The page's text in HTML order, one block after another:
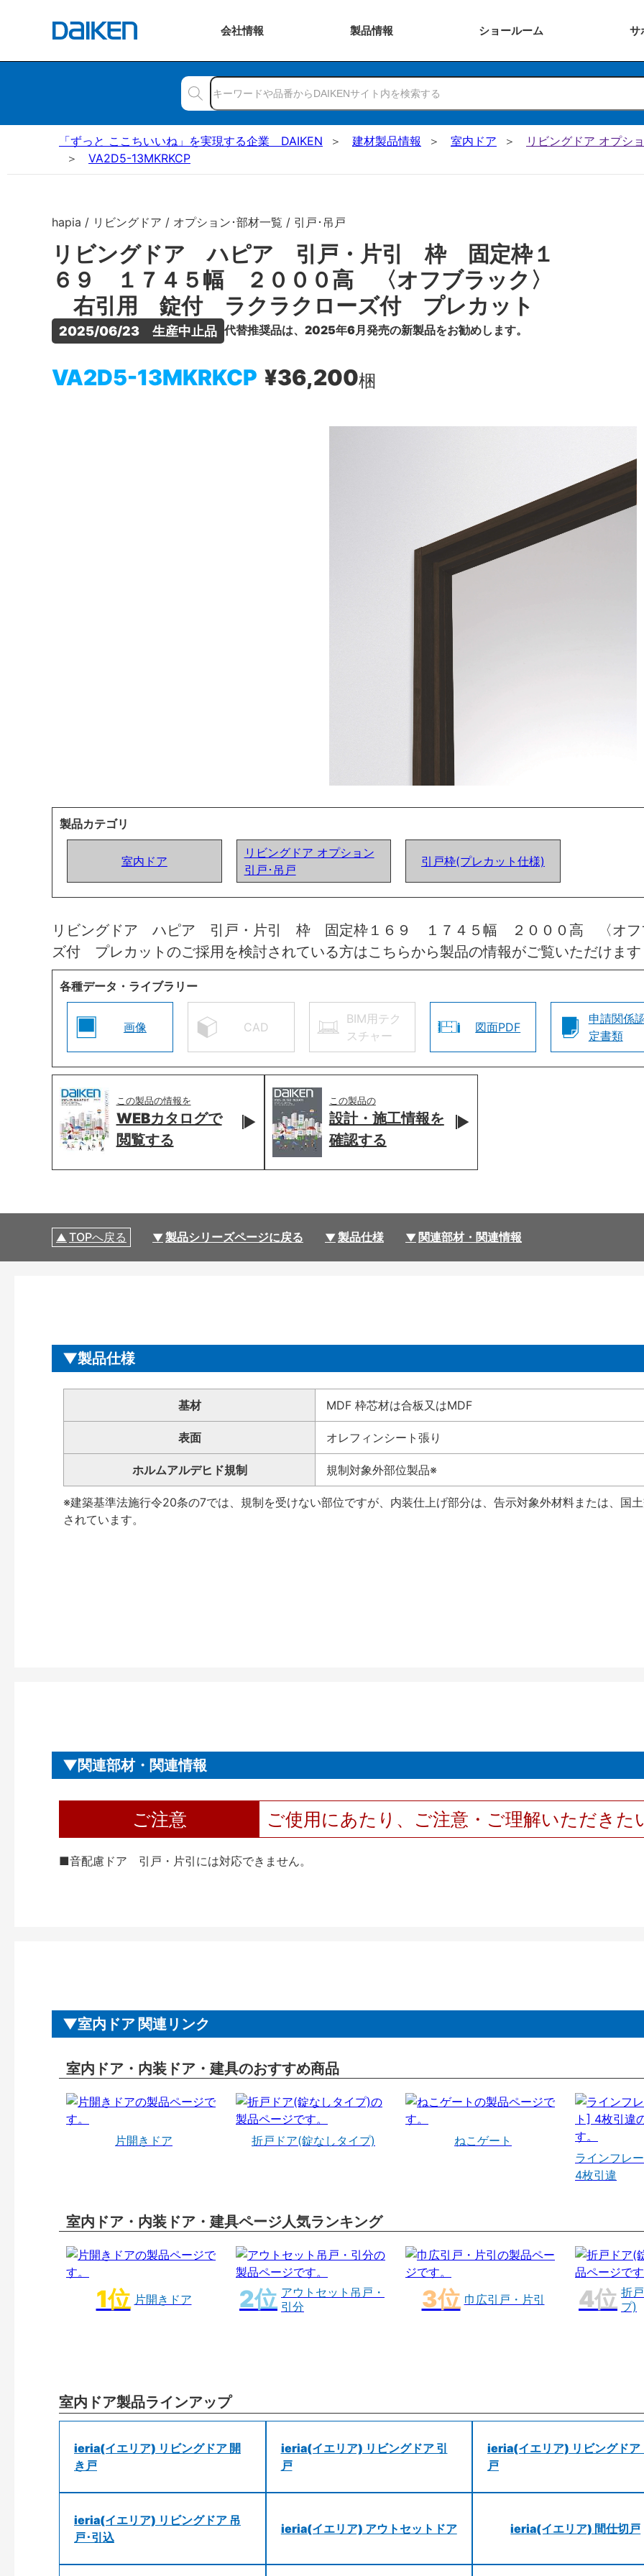
会社情報 製品情報 ショールーム サ
「ずっと ここちいいね」を実現する企業 DAIKEN 建材製品情報 室内ドア
リビングドア オプシ
VA2D5-13MKRKCP
hapia / リビングドア / オプション･部材一覧 / 引戸･吊戸
リビングドア ハピア 引戸・片引 枠 固定枠１
６９ １７４５幅 ２０００高 〈オフブラック〉
右引用 錠付 ラクラクローズ付 プレカット
2025/06/23　生産中止品 代替推奨品は、2025年6月発売の新製品をお勧めします。
VA2D5-13MKRKCP ¥36,200梱
製品カテゴリ
室内ドア
リビングドア オプション
引戸･吊戸
引戸枠(プレカット仕様)
リビングドア ハピア 引戸・片引 枠 固定枠１６９ １７４５幅 ２０００高 〈オ
ズ付 プレカットのご採用を検討されている方はこちらから製品の情報がご覧いただけます
各種データ・ライブラリー
画像 CAD
BIM用テク
スチャー
図面PDF
申請関係
定書類
この製品の情報を
WEBカタログで
閲覧する
この製品の
設計・施工情報を
確認する
TOPへ戻る 製品シリーズページに戻る 製品仕様 関連部材・関連情報
製品仕様
基材 MDF 枠芯材は合板又はMDF
表面 オレフィンシート張り
ホルムアルデヒド規制 規制対象外部位製品※
※建築基準法施行令20条の7では、規制を受けない部位ですが、内装仕上げ部分は、告示対象外材料または
されています。
関連部材・関連情報
ご注意 ご使用にあたり、ご注意・ご理解いただきた
■音配慮ドア 引戸・片引には対応できません。
室内ドア 関連リンク
室内ドア・内装ドア・建具のおすすめ商品
片開きドア 折戸ドア(錠なしタイプ)
ねこゲート
ラインフレ
4枚引違
室内ドア・内装ドア・建具ページ人気ランキング
片開きドア
アウトセット吊戸・
引分
巾広引戸・片引
折
プ)
室内ドア製品ラインアップ
ieria(イエリア) リビングドア 開
き戸
ieria(イエリア) リビングドア 引
戸
ieria(イエリア) リビングドア
戸
ieria(イエリア) リビングドア 吊
戸･引込
ieria(イエリア) アウトセットドア ieria(イエリア) 間仕切戸